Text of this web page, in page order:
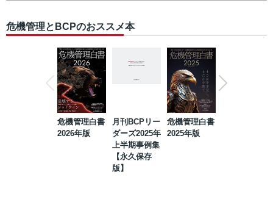
危機管理とBCPのおススメ本
危機管理白書
2026年版
月刊BCPリー
ダーズ2025年
上半期事例集
【永久保存
版】
危機管理白書
2025年版